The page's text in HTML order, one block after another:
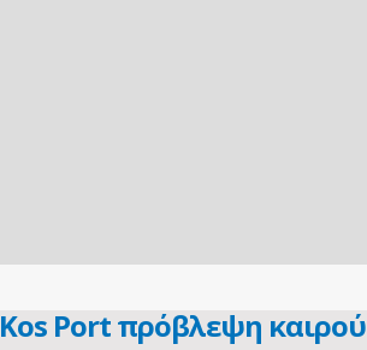
Kos Port πρόβλεψη καιρού